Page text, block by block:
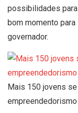
possibilidades
bom momento
governador.
Mais 150 jovens
empreendedorismo